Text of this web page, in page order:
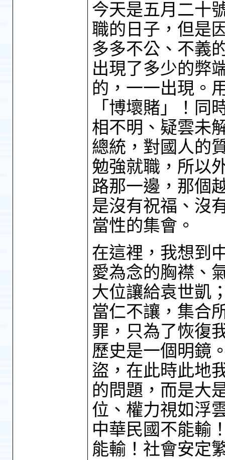
今天是五月二十
職的日子，但是
多多不公、不義
出現了多少的弊
的，一一出現。
「博壞賭」！同
相不明、疑雲未
總統，對國人的
勉強就職，所以
路那一邊，那個
是沒有祝福、沒
當性的集會。
在這裡，我想到
愛為念的胸襟、
大位讓給袁世凱
當仁不讓，集合
罪，只為了恢復
歷史是一個明鏡
盜，在此時此地
的問題，而是大
位、權力視如浮
中華民國不能輸
能輸！社會安定